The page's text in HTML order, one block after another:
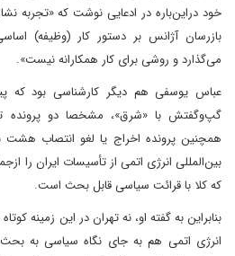
خود دراین‌باره در ادعایی نوشت که
بازرسان آژانس بر دستور کار (وظیفه)
می‌گذارد و روشی برای کار همکارانه نیست».
عباس یوسفی هم دیگر کارشناسی بود که
همچنین پرونده اخراج یا لغو انتصاب هشت
بین‌المللی انرژی اتمی از تأسیسات ایران را
که کلا با قرائت سیاسی قابل بحث است.
بنابراین به گفته او، نه تهران در این زمینه
انرژی اتمی هم به جای نگاه سیاسی به